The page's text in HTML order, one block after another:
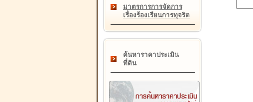
มาตรการการจัดการ
เรื่องร้องเรียนการทุจริต
ค้นหาราคาประเมิน
ที่ดิน